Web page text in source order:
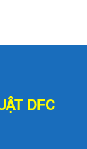
DFC